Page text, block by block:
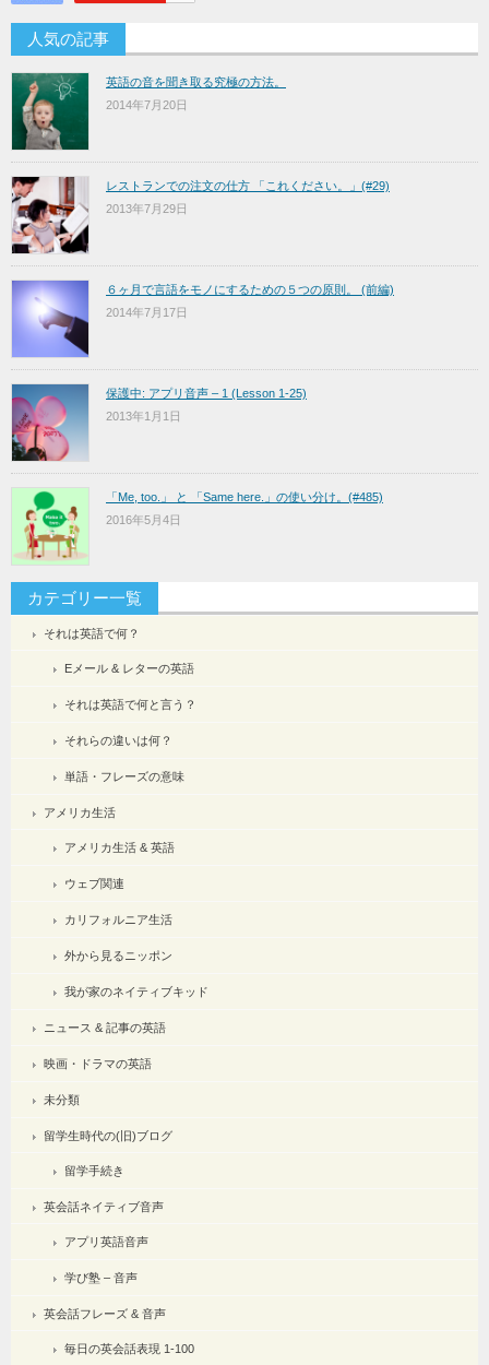
人気の記事
英語の音を聞き取る究極の方法。
2014年7月20日
レストランでの注文の仕方 「これください。」(#29)
2013年7月29日
６ヶ月で言語をモノにするための５つの原則。 (前編)
2014年7月17日
保護中: アプリ音声 – 1 (Lesson 1-25)
2013年1月1日
「Me, too.」 と 「Same here.」の使い分け。(#485)
2016年5月4日
カテゴリー一覧
それは英語で何？
Eメール & レターの英語
それは英語で何と言う？
それらの違いは何？
単語・フレーズの意味
アメリカ生活
アメリカ生活 & 英語
ウェブ関連
カリフォルニア生活
外から見るニッポン
我が家のネイティブキッド
ニュース & 記事の英語
映画・ドラマの英語
未分類
留学生時代の(旧)ブログ
留学手続き
英会話ネイティブ音声
アプリ英語音声
学び塾 – 音声
英会話フレーズ & 音声
毎日の英会話表現 1-100